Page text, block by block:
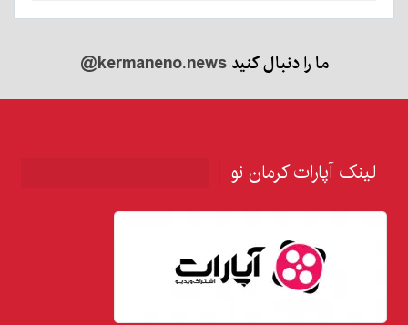
ما را دنبال کنید@kermaneno.news
لینک آپارات کرمان نو